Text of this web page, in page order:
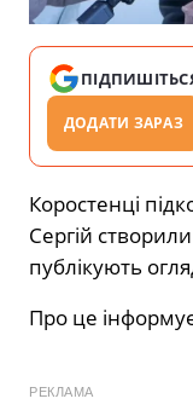
ДОДАТИ ЗАРАЗ
Коростенці
Сергій
публікують
Про це
РЕКЛАМА